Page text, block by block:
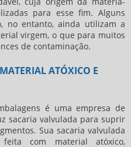
para esse fim. Alguns
no entanto, ainda utilizam a
virgem, o que para muitos
de contaminação.
ATÓXICO E
é uma empresa de
sacaria valvulada para suprir
Suasacaria valvulada
com material atóxico,